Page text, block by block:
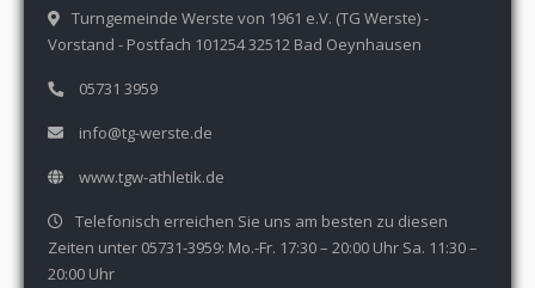
Turngemeinde Werste von 1961 e.V. (TG Werste) -
Vorstand - Postfach 101254 32512 Bad Oeynhausen
05731 3959
info@tg-werste.de
www.tgw-athletik.de
Telefonisch erreichen Sie uns am besten zu diesen
Zeiten unter 05731-3959: Mo.-Fr. 17:30 – 20:00 Uhr Sa. 11:30 –
20:00 Uhr